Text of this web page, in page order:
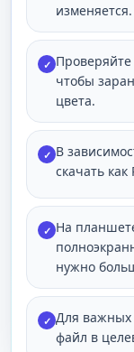
изменяется.
✓
чтобы
цвета.
✓ В
скачать как
✓ На
нужно
✓ Для важных
файл в